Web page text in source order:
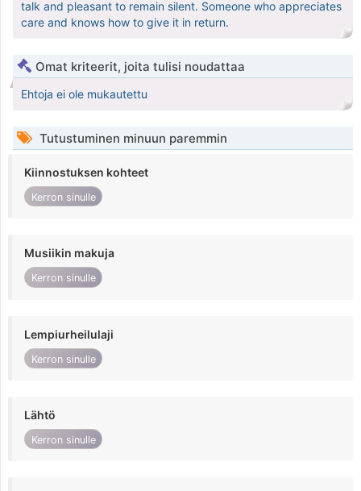
talk and pleasant to remain silent. Someone who appreciates
care and knows how to give it in return.
Omat kriteerit, joita tulisi noudattaa
Ehtoja ei ole mukautettu
Tutustuminen minuun paremmin
Kiinnostuksen kohteet
Kerron sinulle
Musiikin makuja
Kerron sinulle
Lempiurheilulaji
Kerron sinulle
Lähtö
Kerron sinulle